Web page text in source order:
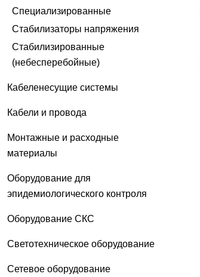
Специализированные
Стабилизаторы напряжения
Стабилизированные
(небесперебойные)
Кабеленесущие системы
Кабели и провода
Монтажные и расходные
материалы
Оборудование для
эпидемиологического контроля
Оборудование СКС
Светотехническое оборудование
Сетевое оборудование